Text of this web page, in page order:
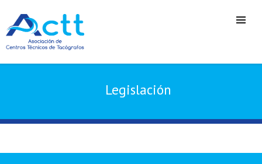
Legislación